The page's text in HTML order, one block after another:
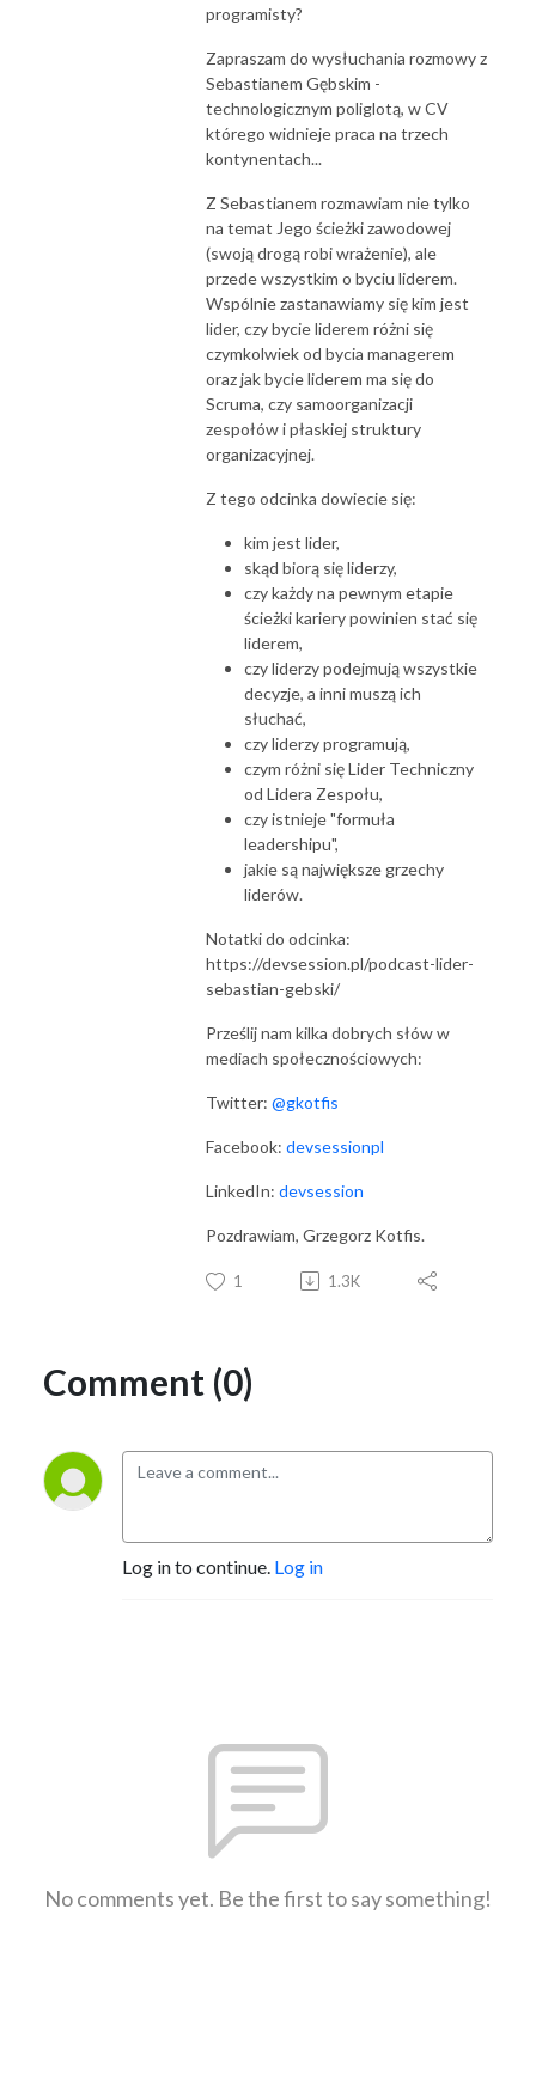
programisty?
Zapraszam do wysłuchania rozmowy z
Sebastianem Gębskim -
technologicznym poliglotą, w CV
którego widnieje praca na trzech
kontynentach...
Z Sebastianem rozmawiam nie tylko
na temat Jego ścieżki zawodowej
(swoją drogą robi wrażenie), ale
przede wszystkim o byciu liderem.
Wspólnie zastanawiamy się kim jest
lider, czy bycie liderem różni się
czymkolwiek od bycia managerem
oraz jak bycie liderem ma się do
Scruma, czy samoorganizacji
zespołów i płaskiej struktury
organizacyjnej.
Z tego odcinka dowiecie się:
kim jest lider,
skąd biorą się liderzy,
czy każdy na pewnym etapie
ścieżki kariery powinien stać się
liderem,
czy liderzy podejmują wszystkie
decyzje, a inni muszą ich
słuchać,
czy liderzy programują,
czym różni się Lider Techniczny
od Lidera Zespołu,
czy istnieje "formuła
leadershipu",
jakie są największe grzechy
liderów.
Notatki do odcinka:
https://devsession.pl/podcast-lider-
sebastian-gebski/
Prześlij nam kilka dobrych słów w
mediach społecznościowych:
Twitter: @gkotfis
Facebook: devsessionpl
LinkedIn: devsession
Pozdrawiam, Grzegorz Kotfis.
1 1.3K
Comment (0)
Log in to continue. Log in
No comments yet. Be the first to say something!